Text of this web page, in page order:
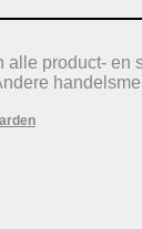
alle product-